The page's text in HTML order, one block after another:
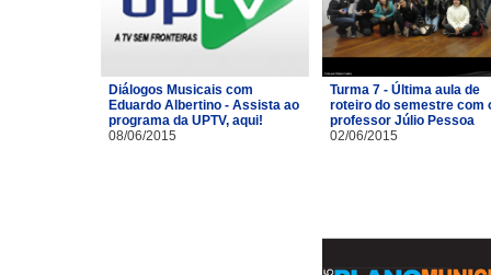
Diálogos Musicais com
Eduardo Albertino - Assista ao
programa da UPTV, aqui!
08/06/2015
Turma 7 - Última aula de
roteiro do semestre com
professor Júlio Pessoa
02/06/2015